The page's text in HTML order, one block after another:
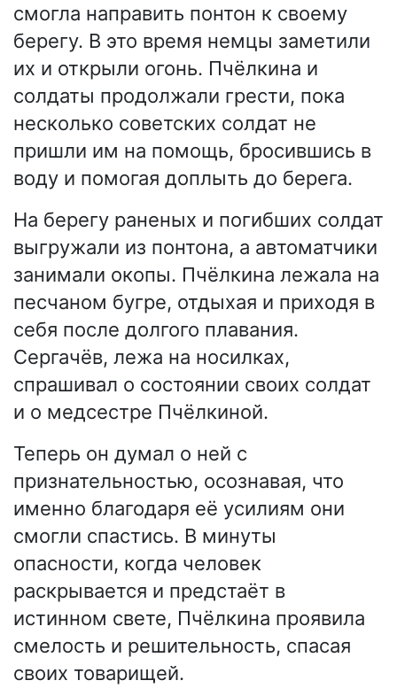
смогла направить понтон к своему
берегу. В это время немцы заметили
их и открыли огонь. Пчёлкина и
солдаты продолжали грести, пока
несколько советских солдат не
пришли им на помощь, бросившись в
воду и помогая доплыть до берега.
На берегу раненых и погибших солдат
выгружали из понтона, а автоматчики
занимали окопы. Пчёлкина лежала на
песчаном бугре, отдыхая и приходя в
себя после долгого плавания.
Сергачёв, лежа на носилках,
спрашивал о состоянии своих солдат
и о медсестре Пчёлкиной.
Теперь он думал о ней с
признательностью, осознавая, что
именно благодаря её усилиям они
смогли спастись. В минуты
опасности, когда человек
раскрывается и предстаёт в
истинном свете, Пчёлкина проявила
смелость и решительность, спасая
своих товарищей.